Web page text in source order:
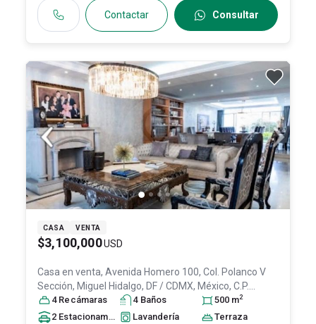
Contactar Consultar
CASA VENTA
$3,100,000USD
Casa en venta, Avenida Homero 100, Col. Polanco V
Sección, Miguel Hidalgo, DF / CDMX, México, C.P.
11560, ID:30947140
4 Recámaras 4 Baños 500 m2
2 Estacionamiento sLavandería Terraza